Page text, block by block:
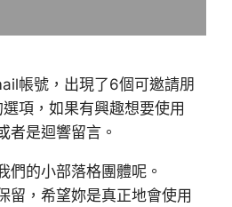
帳號，出現了6個可邀請朋
項，如果有興趣想要使用
者是迴響留言。
們的小部落格團體呢。
留，希望妳是真正地會使用